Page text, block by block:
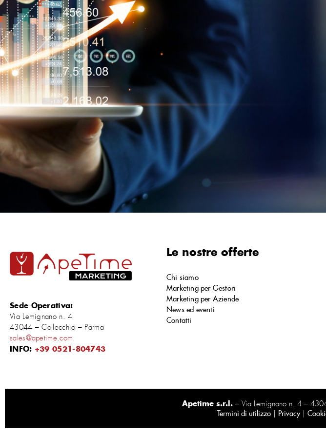
Sede Operativa:
Via Lemignano n. 4
43044 – Collecchio – Parma
sales@apetime.com
INFO: +39 0521-804743
Le nostre offerte
Chi siamo
Marketing per Gestori
Marketing per Aziende
News ed eventi
Contatti
Apetime s.r.l.– Via Lemignano n. 4 –
Termini di utilizzo| Privacy|